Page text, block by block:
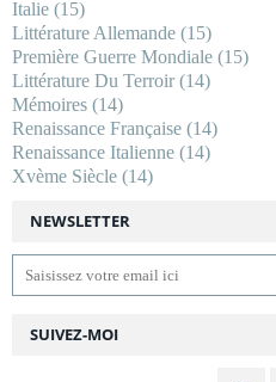
NEWSLETTER
SUIVEZ-MOI
Italie (15)
Littérature Allemande (15)
Première Guerre Mondiale (15)
Littérature Du Terroir(14)
Mémoires (14)
Renaissance Française (14)
Renaissance Italienne (14)
Xvème Siècle (14)